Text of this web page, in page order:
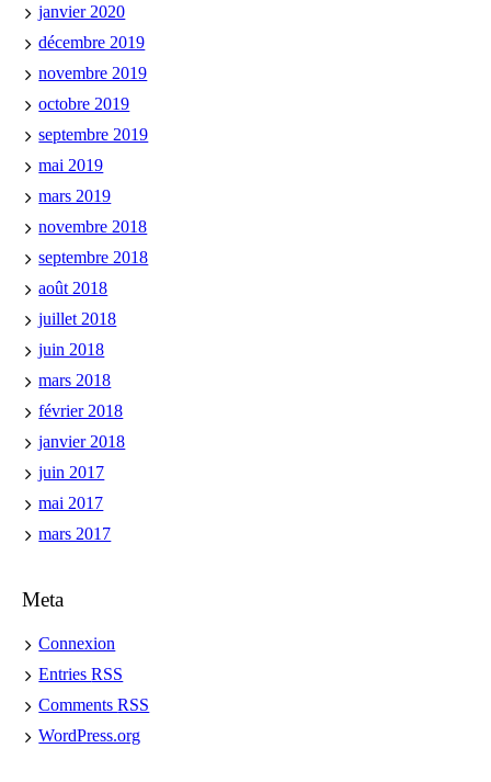
janvier 2020
décembre 2019
novembre 2019
octobre 2019
septembre 2019
mai 2019
mars 2019
novembre 2018
septembre 2018
août 2018
juillet 2018
juin 2018
mars 2018
février 2018
janvier 2018
juin 2017
mai 2017
mars 2017
Meta
Connexion
EntriesRSS
CommentsRSS
WordPress.org